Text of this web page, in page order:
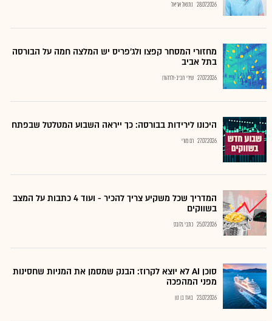
28.07.2026 נתנאל אריאל
מחזורי המסחר קפצו ולג'פריס יש המלצה חמה על הבורסה
בתל אביב
27.07.2026 שירי חביב-ולדהורן
היכונו לירידות בבורסה: כך ייראה השבוע המטלטל שבפתח
27.07.2026 רם מורי
המדריך שכל משקיע צריך להכיר - ועוד 4 כתבות על המצב
בשווקים
25.07.2026 כתבי גלובס
סוכן AI לא יוצא לקרוז: הבנק שמסמן את המניות שחסינות
מפני המהפכה
23.07.2026 בועז בן נון